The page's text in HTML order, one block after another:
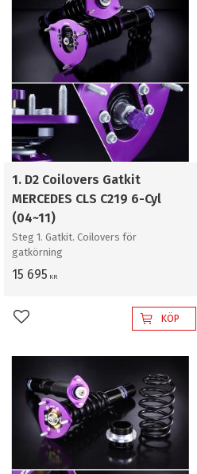
1. D2 Coilovers Gatkit
MERCEDES CLS C219 6-Cyl
(04~11)
Steg 1. Gatkit. Coilovers för
gatkörning
15 695 KR
Lägg till i favoriter KÖP